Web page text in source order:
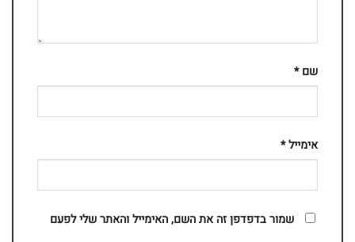
שם*
אימייל*
שמור בדפדפן זה את השם, האימייל והאתר שלי לפעם